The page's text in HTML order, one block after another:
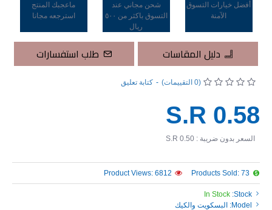
أفضل خيارات التسوق
الآمنة
شحن مجاني عند
التسوق باكثر من ٥٠٠
ريال
ماعجبك المنتج
استرجعه مجانا
دليل المقاسات طلب استفسارات
Stock:
In Stock
Model: البسكويت والكيك
Products Sold: 73
Product Views: 6812
(0 التقييمات) - كتابة تعليق
S.R 0.58
السعر بدون ضريبة : S.R 0.50